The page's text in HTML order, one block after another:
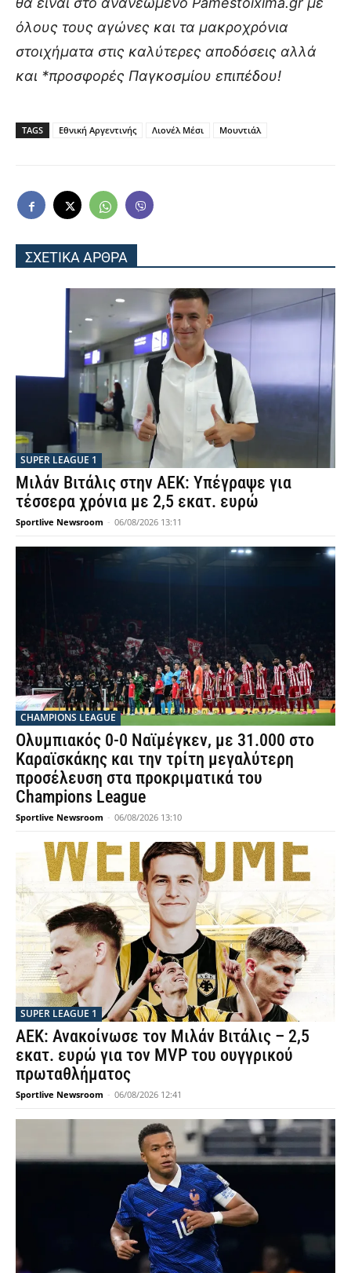
όλους τους αγώνες και τα μακροχρόνια
στοιχήματα στις καλύτερες αποδόσεις αλλά
και *προσφορές Παγκοσμίου επιπέδου!
TAGS Εθνική Αργεντινής Λιονέλ Μέσι Μουντιάλ
ΣΧΕΤΙΚΑ ΑΡΘΡΑ
SUPER LEAGUE 1
Μιλάν Βιτάλις στην ΑΕΚ: Υπέγραψε για
τέσσερα χρόνια με 2,5 εκατ. ευρώ
Sportlive Newsroom - 06/08/2026 13:11
CHAMPIONS LEAGUE
Ολυμπιακός 0-0 Ναϊμέγκεν, με 31.000 στο
Καραϊσκάκης και την τρίτη μεγαλύτερη
προσέλευση στα προκριματικά του
Champions League
Sportlive Newsroom - 06/08/2026 13:10
SUPER LEAGUE 1
ΑΕΚ: Ανακοίνωσε τον Μιλάν Βιτάλις – 2,5
εκατ. ευρώ για τον MVP του ουγγρικού
πρωταθλήματος
Sportlive Newsroom - 06/08/2026 12:41